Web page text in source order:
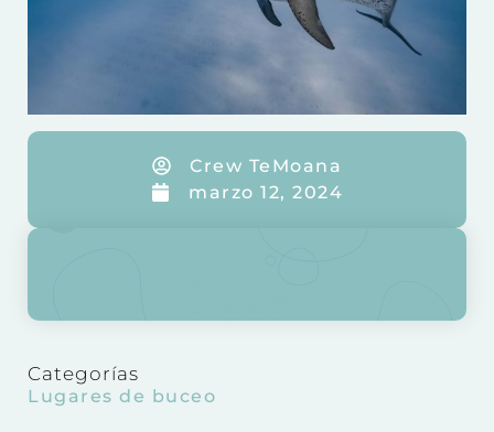
Crew TeMoana
marzo 12, 2024
Categorías
Lugares de buceo